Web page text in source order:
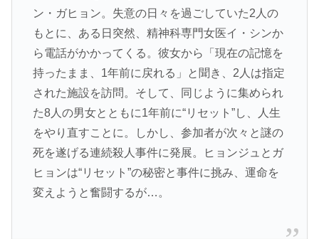
ン・ガヒョン。失意の日々を過ごしていた2人の
もとに、ある日突然、精神科専門女医イ・シンか
ら電話がかかってくる。彼女から「現在の記憶を
持ったまま、1年前に戻れる」と聞き、2人は指定
された施設を訪問。そして、同じように集められ
た8人の男女とともに1年前に“リセット”し、人生
をやり直すことに。しかし、参加者が次々と謎の
死を遂げる連続殺人事件に発展。ヒョンジュとガ
ヒョンは“リセット”の秘密と事件に挑み、運命を
変えようと奮闘するが…。